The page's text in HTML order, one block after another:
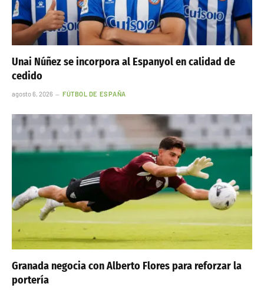
Unai Núñez se incorpora al Espanyol en calidad de
cedido
agosto 6, 2026 FÚTBOL DE ESPAÑA
Granada negocia con Alberto Flores para reforzar la
portería